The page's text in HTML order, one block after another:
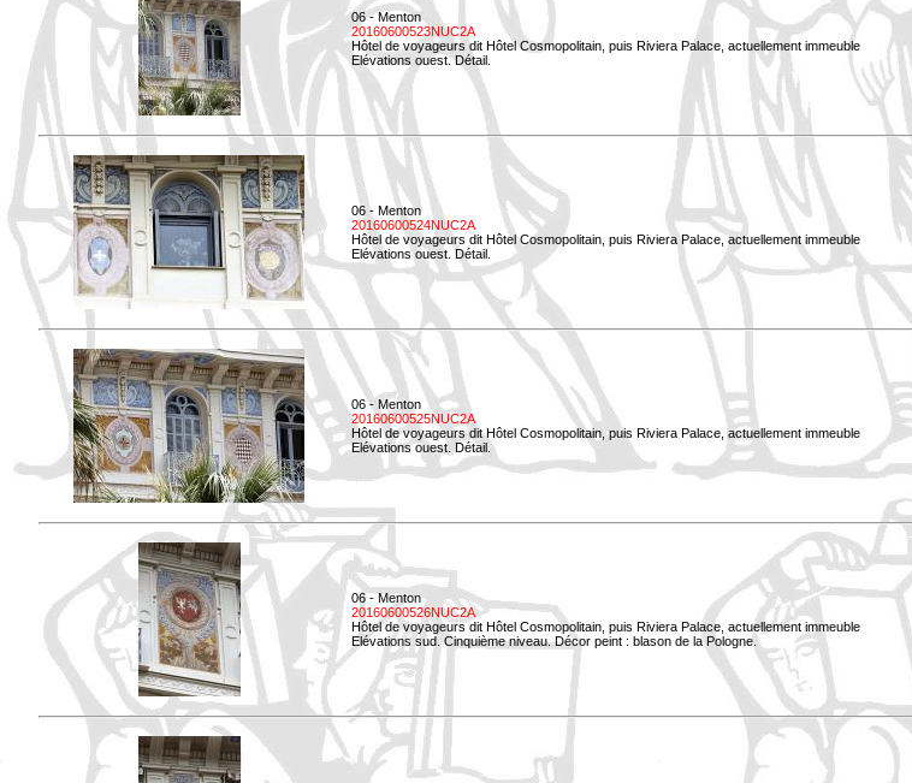
06 - Menton
20160600523NUC2A
Hôtel de voyageurs dit Hôtel Cosmopolitain, puis Riviera Palace, actuellement immeuble
Elévations ouest. Détail.
06 - Menton
20160600524NUC2A
Hôtel de voyageurs dit Hôtel Cosmopolitain, puis Riviera Palace, actuellement immeuble
Elévations ouest. Détail.
06 - Menton
20160600525NUC2A
Hôtel de voyageurs dit Hôtel Cosmopolitain, puis Riviera Palace, actuellement immeuble
Elévations ouest. Détail.
06 - Menton
20160600526NUC2A
Hôtel de voyageurs dit Hôtel Cosmopolitain, puis Riviera Palace, actuellement immeuble
Elévations sud. Cinquième niveau. Décor peint : blason de la Pologne.